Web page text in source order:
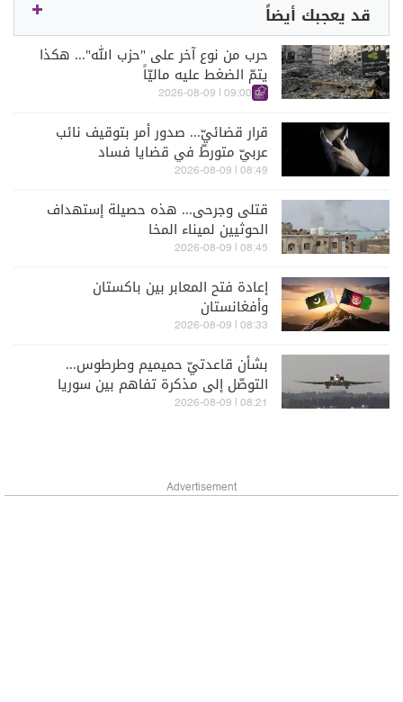
قد يعجبك أيضاً
حرب من نوع آخر على "حزب الله"... هكذا
يتمّ الضغط عليه ماليّاً
09:00 | 2026-08-09
قرار قضائيّ... صدور أمر بتوقيف نائب
عربيّ متورطّ في قضايا فساد
08:49 | 2026-08-09
قتلى وجرحى... هذه حصيلة إستهداف
الحوثيين لميناء المخا
08:45 | 2026-08-09
إعادة فتح المعابر بين باكستان
وأفغانستان
08:33 | 2026-08-09
بشأن قاعدتيّ حميميم وطرطوس...
التوصّل إلى مذكرة تفاهم بين سوريا
وروسيا
08:21 | 2026-08-09
Advertisement